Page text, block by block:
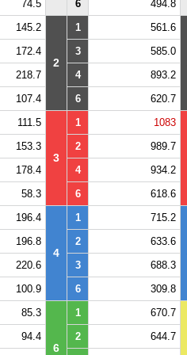
74.5 6 494.8
145.2
2
1 561.6
172.4 3 585.0
218.7 4 893.2
107.4 6 620.7
111.5
3
1 1083
153.3 2 989.7
178.4 4 934.2
58.3 6 618.6
196.4
4
1 715.2
196.8 2 633.6
220.6 3 688.3
100.9 6 309.8
85.3
6
1 670.7
94.4 2 644.7